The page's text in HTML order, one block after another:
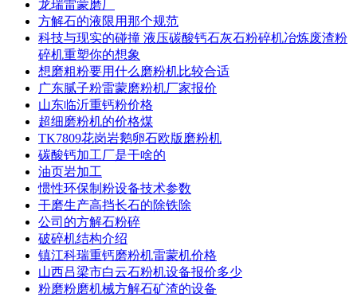
龙瑞雷蒙磨厂
方解石的液限用那个规范
科技与现实的碰撞 液压碳酸钙石灰石粉碎机冶炼废渣粉
碎机重塑你的想象
想磨粗粉要用什么磨粉机比较合适
广东腻子粉雷蒙磨粉机厂家报价
山东临沂重钙粉价格
超细磨粉机的价格煤
TK7809花岗岩鹅卵石欧版磨粉机
碳酸钙加工厂是干啥的
油页岩加工
惯性环保制粉设备技术参数
干磨生产高挡长石的除铁除
公司的方解石粉碎
破碎机结构介绍
镇江科瑞重钙磨粉机雷蒙机价格
山西吕梁市白云石粉机设备报价多少
粉磨粉磨机械方解石矿渣的设备